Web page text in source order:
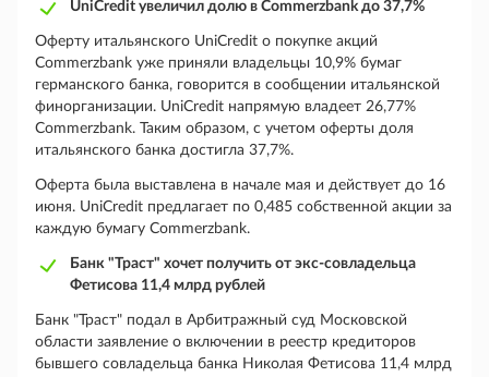
UniCredit увеличил долю в Commerzbank до 37,7%
Оферту итальянского UniCredit о покупке акций
Commerzbank уже приняли владельцы 10,9% бумаг
германского банка, говорится в сообщении итальянской
финорганизации. UniCredit напрямую владеет 26,77%
Commerzbank. Таким образом, с учетом оферты доля
итальянского банка достигла 37,7%.
Оферта была выставлена в начале мая и действует до 16
июня. UniCredit предлагает по 0,485 собственной акции за
каждую бумагу Commerzbank.
Банк "Траст" хочет получить от экс-совладельца
Фетисова 11,4 млрд рублей
Банк "Траст" подал в Арбитражный суд Московской
области заявление о включении в реестр кредиторов
бывшего совладельца банка Николая Фетисова 11,4 млрд